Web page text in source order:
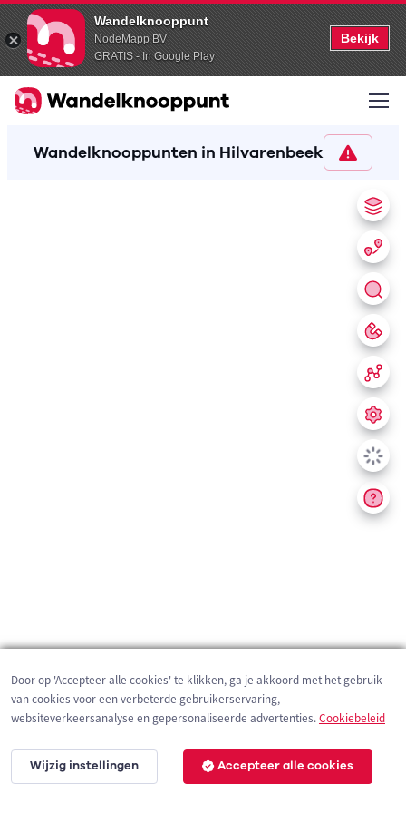
Wandelknooppunt
NodeMapp BV
GRATIS - In Google Play
Bekijk
Wandelknooppunten in Hilvarenbeek
3 km
Door op 'Accepteer alle cookies' te klikken, ga je akkoord met het gebruik
van cookies voor een verbeterde gebruikerservaring,
websiteverkeersanalyse en gepersonaliseerde advertenties.Cookiebeleid
Wijzig instellingen Accepteer alle cookies